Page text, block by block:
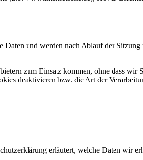
Daten und werden nach Ablauf der
zum Einsatz kommen, ohne dass wir
deaktivieren bzw. die Art der
erläutert, welche Daten wir